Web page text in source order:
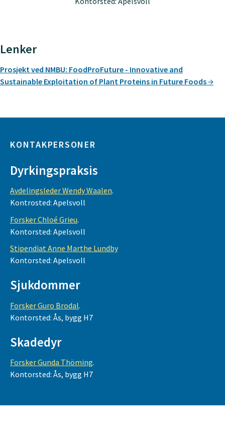
Lenker
Prosjekt ved NMBU: FoodProFuture - Innovative and
Sustainable Exploitation of Plant Proteins in Future Foods
KONTAKPERSONER
Dyrkingspraksis
Avdelingsleder Wendy Waalen.
Kontrosted: Apelsvoll
Forsker Chloé Grieu.
Kontorsted: Apelsvoll
Stipendiat Anne Marthe Lundby
Kontorsted: Apelsvoll
Sjukdommer
Forsker Guro Brodal.
Kontorsted: Ås, bygg H7
Skadedyr
Forsker Gunda Thöming.
Kontorsted: Ås, bygg H7